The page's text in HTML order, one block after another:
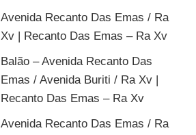
Avenida Recanto Das Emas / Ra
Xv | Recanto Das Emas – Ra Xv
Balão – Avenida Recanto Das
Emas / Avenida Buriti / Ra Xv |
Recanto Das Emas – Ra Xv
Avenida Recanto Das Emas / Ra